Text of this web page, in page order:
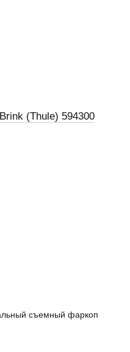
(Thule) 594300